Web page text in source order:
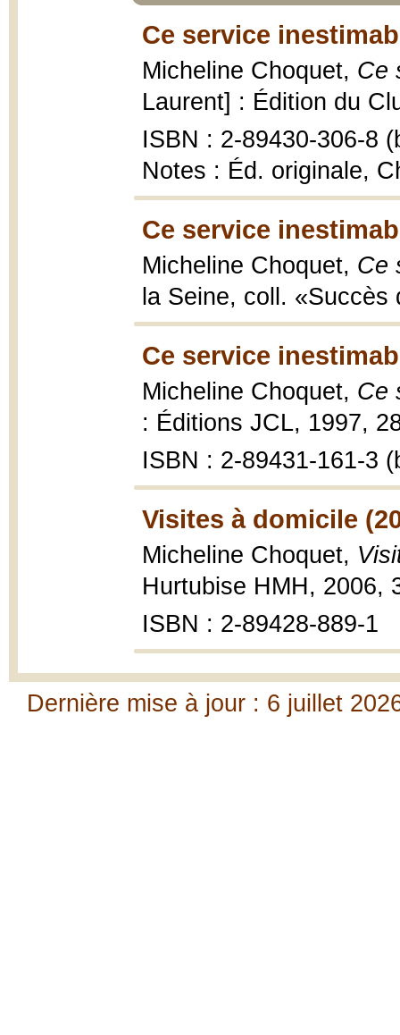
Ce service
Micheline Choquet, Ce
Laurent] : Édition du
ISBN : 2-89430-306-8
Notes : Éd. originale,
Ce service
Micheline Choquet, Ce
la Seine, coll. «Succès
Ce service
Micheline Choquet, Ce
: Éditions JCL, 1997,
ISBN : 2-89431-161-3
Visites à domicile
Micheline Choquet,
Hurtubise HMH, 2006,
ISBN : 2-89428-889-1
Dernière mise à jour : 6 juillet